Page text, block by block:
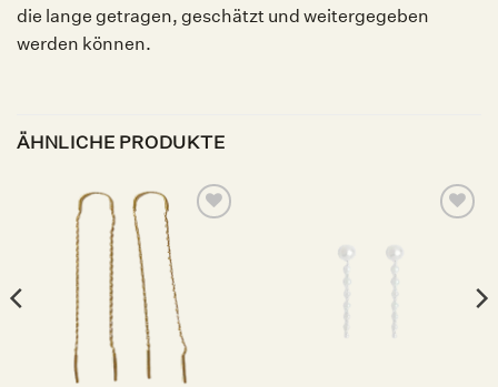
die lange getragen, geschätzt und weitergegeben
werden können.
ÄHNLICHE PRODUKTE
Auf die
Wunschliste
Wunschliste